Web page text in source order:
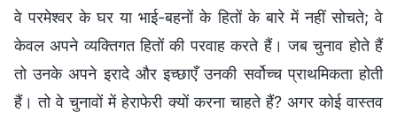
वे परमेश्वर के घर या भाई-बहनों के हितों के बारे में नहीं सोचते; वे
केवल अपने व्यक्तिगत हितों की परवाह करते हैं। जब चुनाव होते हैं
तो उनके अपने इरादे और इच्छाएँ उनकी सर्वोच्च प्राथमिकता होती
हैं। तो वे चुनावों में हेराफेरी क्यों करना चाहते हैं? अगर कोई वास्तव